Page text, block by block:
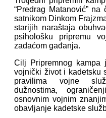
“Predrag Matanović”
satnikom Dinkom
starijih naraštaja
psihološku pripremu
zadaćom gađanja.
Cilj Pripremnog kampa
vojnički život i kadetsku
pravilima vojne
dužnostima,
osnovnim vojnim
obavljanje kadetske